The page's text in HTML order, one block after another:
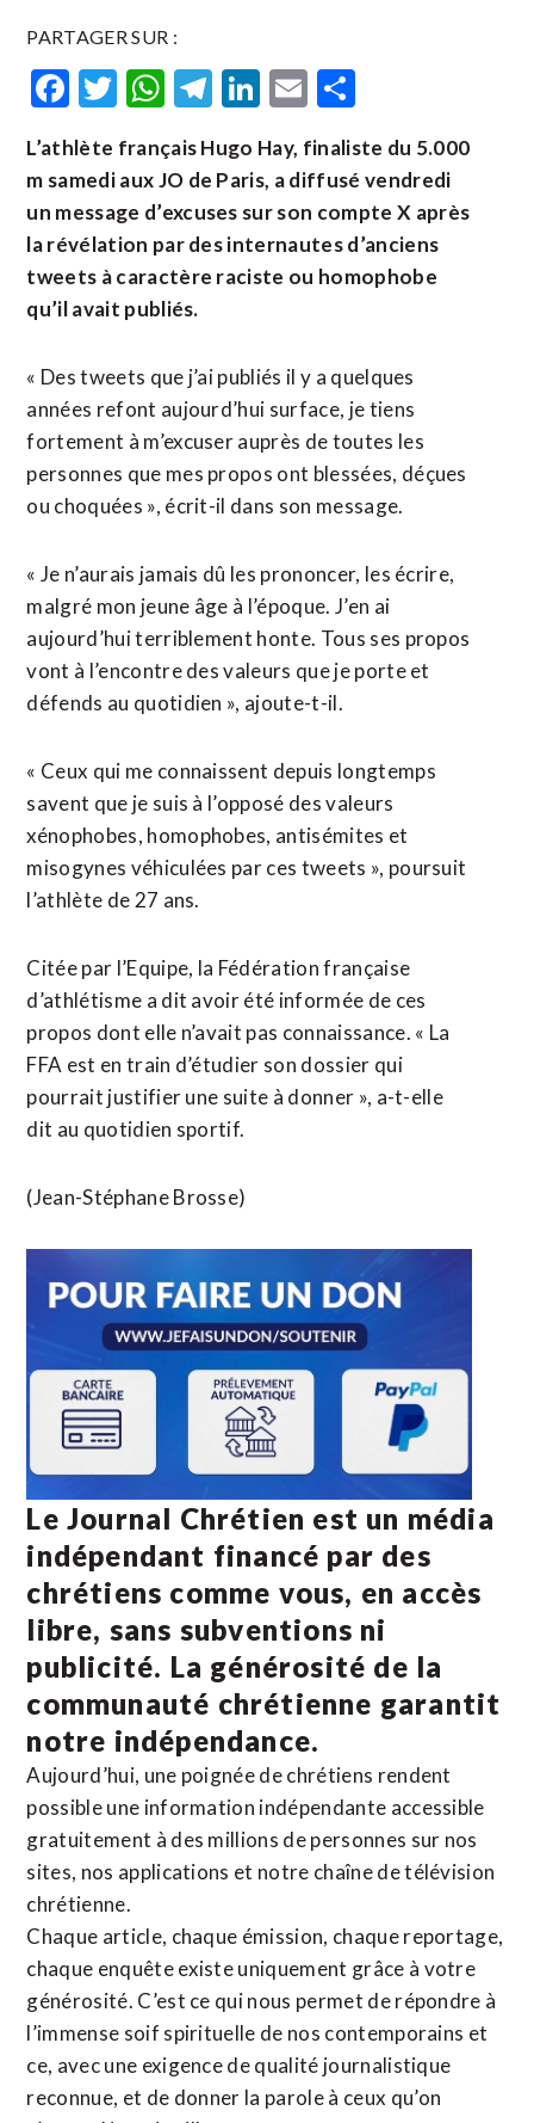
PARTAGER SUR :
Facebook
Twitter
WhatsApp
Telegram
LinkedIn
Email
L’athlète français Hugo Hay, finaliste du 5.000
m samedi aux JO de Paris, a diffusé vendredi
un message d’excuses sur son compte X après
la révélation par des internautes d’anciens
tweets à caractère raciste ou homophobe
qu’il avait publiés.
« Des tweets que j’ai publiés il y a quelques
années refont aujourd’hui surface, je tiens
fortement à m’excuser auprès de toutes les
personnes que mes propos ont blessées, déçues
ou choquées », écrit-il dans son message.
« Je n’aurais jamais dû les prononcer, les écrire,
malgré mon jeune âge à l’époque. J’en ai
aujourd’hui terriblement honte. Tous ses propos
vont à l’encontre des valeurs que je porte et
défends au quotidien », ajoute-t-il.
« Ceux qui me connaissent depuis longtemps
savent que je suis à l’opposé des valeurs
xénophobes, homophobes, antisémites et
misogynes véhiculées par ces tweets », poursuit
l’athlète de 27 ans.
Citée par l’Equipe, la Fédération française
d’athlétisme a dit avoir été informée de ces
propos dont elle n’avait pas connaissance. « La
FFA est en train d’étudier son dossier qui
pourrait justifier une suite à donner », a-t-elle
dit au quotidien sportif.
(Jean-Stéphane Brosse)
Le Journal Chrétien est un média
indépendant financé par des
chrétiens comme vous, en accès
libre, sans subventions ni
publicité. La générosité de la
communauté chrétienne garantit
notre indépendance.
Aujourd’hui, une poignée de chrétiens rendent
possible une information indépendante accessible
gratuitement à des millions de personnes sur nos
sites, nos applications et notre chaîne de télévision
chrétienne.
Chaque article, chaque émission, chaque reportage,
chaque enquête existe uniquement grâce à votre
générosité. C’est ce qui nous permet de répondre à
l’immense soif spirituelle de nos contemporains et
ce, avec une exigence de qualité journalistique
reconnue, et de donner la parole à ceux qu’on